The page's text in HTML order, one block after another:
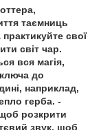
таємниць
свої
світ чар.
вся магія,
до
наприклад,
герба. -
розкрити
звук, щоб